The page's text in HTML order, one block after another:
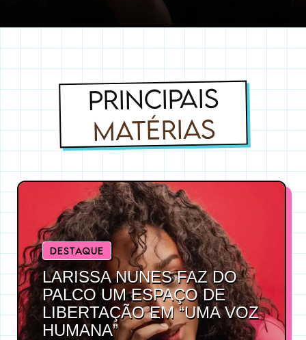
PRINCIPAIS
MATÉRIAS
DESTAQUE
LARISSA NUNES FAZ DO
PALCO UM ESPAÇO DE
LIBERTAÇÃO EM “UMA VOZ
HUMANA”